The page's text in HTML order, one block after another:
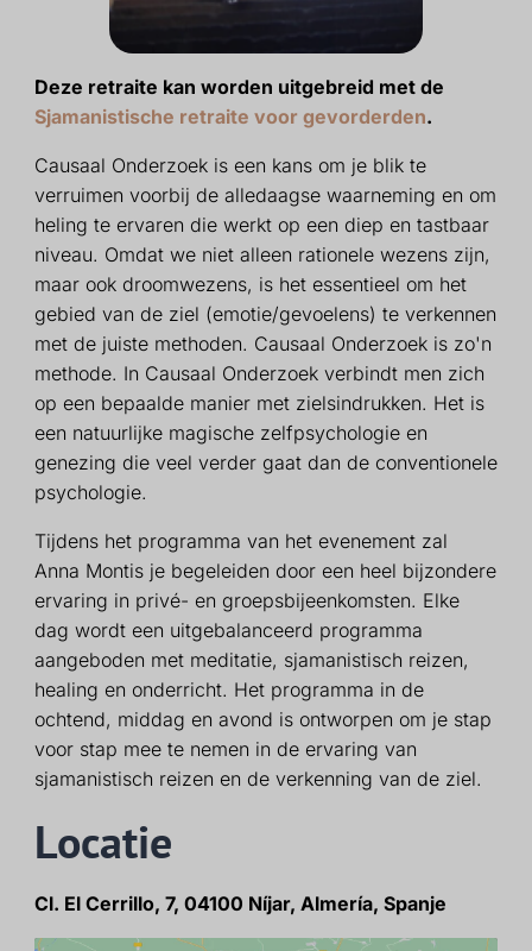
Deze retraite kan worden uitgebreid met de
Sjamanistische retraite voor gevorderden.
Causaal Onderzoek is een kans om je blik te
verruimen voorbij de alledaagse waarneming en om
heling te ervaren die werkt op een diep en tastbaar
niveau. Omdat we niet alleen rationele wezens zijn,
maar ook droomwezens, is het essentieel om het
gebied van de ziel (emotie/gevoelens) te verkennen
met de juiste methoden. Causaal Onderzoek is zo'n
methode. In Causaal Onderzoek verbindt men zich
op een bepaalde manier met zielsindrukken. Het is
een natuurlijke magische zelfpsychologie en
genezing die veel verder gaat dan de conventionele
psychologie.
Tijdens het programma van het evenement zal
Anna Montis je begeleiden door een heel bijzondere
ervaring in privé- en groepsbijeenkomsten. Elke
dag wordt een uitgebalanceerd programma
aangeboden met meditatie, sjamanistisch reizen,
healing en onderricht. Het programma in de
ochtend, middag en avond is ontworpen om je stap
voor stap mee te nemen in de ervaring van
sjamanistisch reizen en de verkenning van de ziel.
Locatie
Cl. El Cerrillo, 7, 04100 Níjar, Almería, Spanje